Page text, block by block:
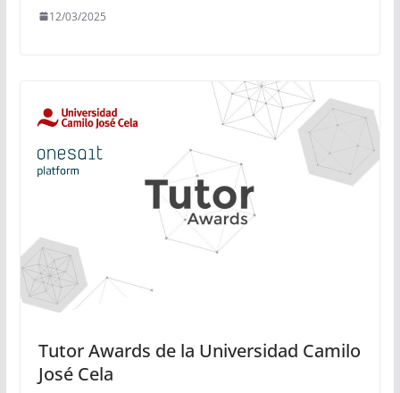
12/03/2025
Tutor Awards de la Universidad Camilo
José Cela